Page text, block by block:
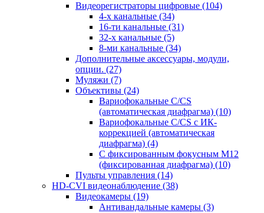
Видеорегистраторы цифровые (104)
4-х канальные (34)
16-ти канальные (31)
32-х канальные (5)
8-ми канальные (34)
Дополнительные аксессуары, модули,
опции. (27)
Муляжи (7)
Объективы (24)
Вариофокальные C/CS
(автоматическая диафрагма) (10)
Вариофокальные C/CS с ИК-
коррекцией (автоматическая
диафрагма) (4)
С фиксированным фокусным М12
(фиксированная диафрагма) (10)
Пульты управления (14)
HD-CVI видеонаблюдение (38)
Видеокамеры (19)
Антивандальные камеры (3)